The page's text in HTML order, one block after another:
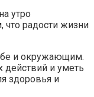
утро
что радости жизни
и окружающим.
действий и уметь
здоровья и